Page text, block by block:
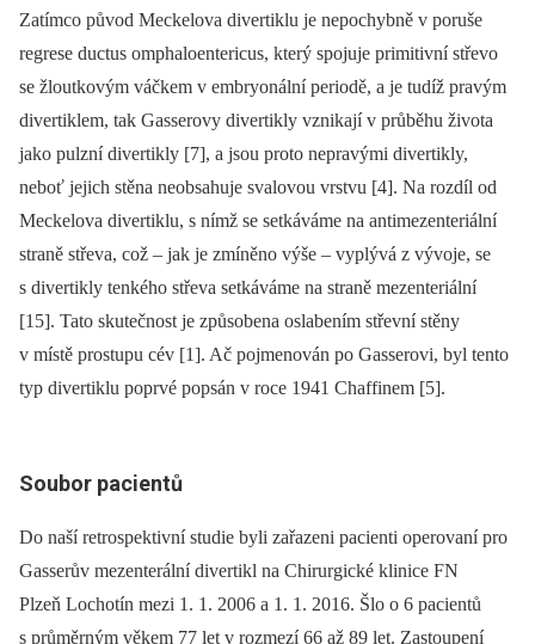
Zatímco původ Meckelova divertiklu je nepochybně v poruše
regrese ductus omphaloentericus, který spojuje primitivní střevo
se žloutkovým váčkem v embryonální periodě, a je tudíž pravým
divertiklem, tak Gasserovy divertikly vznikají v průběhu života
jako pulzní divertikly [7], a jsou proto nepravými divertikly,
neboť jejich stěna neobsahuje svalovou vrstvu [4]. Na rozdíl od
Meckelova divertiklu, s nímž se setkáváme na antimezenteriální
straně střeva, což –⁠ jak je zmíněno výše –⁠ vyplývá z vývoje, se
s divertikly tenkého střeva setkáváme na straně mezenteriální
[15]. Tato skutečnost je způsobena oslabením střevní stěny
v místě prostupu cév [1]. Ač pojmenován po Gasserovi, byl tento
typ divertiklu poprvé popsán v roce 1941 Chaffinem [5].
Soubor pacientů
Do naší retrospektivní studie byli zařazeni pacienti operovaní pro
Gasserův mezenterální divertikl na Chirurgické klinice FN
Plzeň Lochotín mezi 1. 1. 2006 a 1. 1. 2016. Šlo o 6 pacientů
s průměrným věkem 77 let v rozmezí 66 až 89 let. Zastoupení